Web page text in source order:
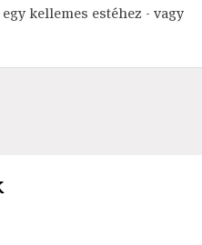
kellemes estéhez - vagy